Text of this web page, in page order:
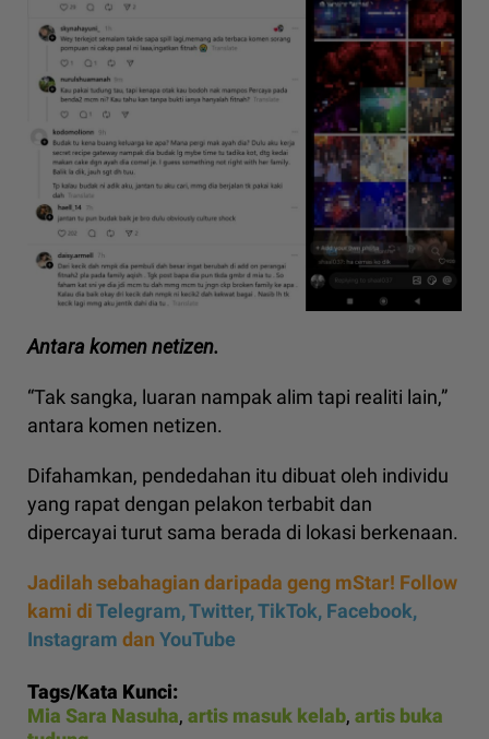
Antara komen netizen.
“Tak sangka, luaran nampak alim tapi realiti lain,”
antara komen netizen.
Difahamkan, pendedahan itu dibuat oleh individu
yang rapat dengan pelakon terbabit dan
dipercayai turut sama berada di lokasi berkenaan.
Jadilah sebahagian daripada geng mStar! Follow
kami diTelegram,Twitter,TikTok, Facebook,
Instagram dan YouTube
Tags/Kata Kunci:
Mia Sara Nasuha, artis masuk kelab, artis buka